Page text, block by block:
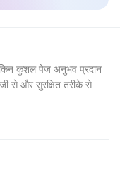
कुशल पेज अनुभव प्रदान
से और सुरक्षित तरीके से